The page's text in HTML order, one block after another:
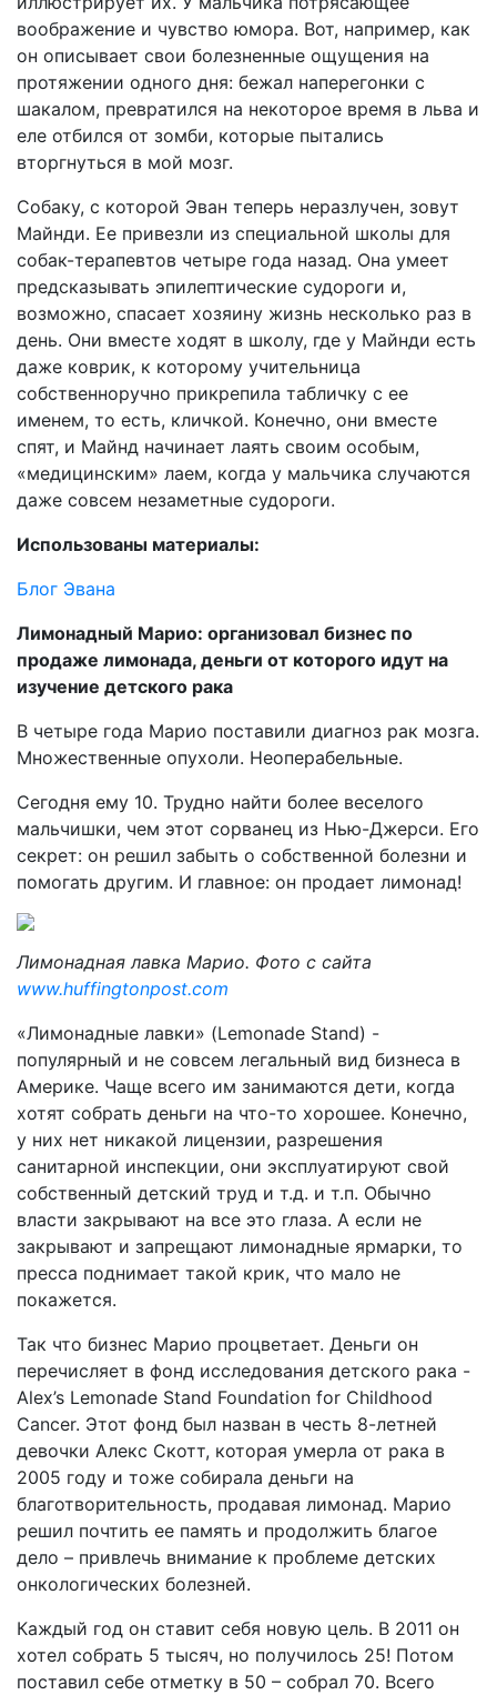
воображение и чувство юмора. Вот, например, как
он описывает свои болезненные ощущения на
протяжении одного дня: бежал наперегонки с
шакалом, превратился на некоторое время в льва и
еле отбился от зомби, которые пытались
вторгнуться в мой мозг.
Собаку, с которой Эван теперь неразлучен, зовут
Майнди. Ее привезли из специальной школы для
собак-терапевтов четыре года назад. Она умеет
предсказывать эпилептические судороги и,
возможно, спасает хозяину жизнь несколько раз в
день. Они вместе ходят в школу, где у Майнди есть
даже коврик, к которому учительница
собственноручно прикрепила табличку с ее
именем, то есть, кличкой. Конечно, они вместе
спят, и Майнд начинает лаять своим особым,
«медицинским» лаем, когда у мальчика случаются
даже совсем незаметные судороги.
Использованы материалы:
Блог Эвана
Лимонадный Марио: организовал бизнес по
продаже лимонада, деньги от которого идут на
изучение детского рака
В четыре года Марио поставили диагноз рак мозга.
Множественные опухоли. Неоперабельные.
Сегодня ему 10. Трудно найти более веселого
мальчишки, чем этот сорванец из Нью-Джерси. Его
секрет: он решил забыть о собственной болезни и
помогать другим. И главное: он продает лимонад!
Лимонадная лавка Марио. Фото с сайта
www.huffingtonpost.com
«Лимонадные лавки» (Lemonade Stand) -
популярный и не совсем легальный вид бизнеса в
Америке. Чаще всего им занимаются дети, когда
хотят собрать деньги на что-то хорошее. Конечно,
у них нет никакой лицензии, разрешения
санитарной инспекции, они эксплуатируют свой
собственный детский труд и т.д. и т.п. Обычно
власти закрывают на все это глаза. А если не
закрывают и запрещают лимонадные ярмарки, то
пресса поднимает такой крик, что мало не
покажется.
Так что бизнес Марио процветает. Деньги он
перечисляет в фонд исследования детского рака -
Alex’s Lemonade Stand Foundation for Childhood
Cancer. Этот фонд был назван в честь 8-летней
девочки Алекс Скотт, которая умерла от рака в
2005 году и тоже собирала деньги на
благотворительность, продавая лимонад. Марио
решил почтить ее память и продолжить благое
дело – привлечь внимание к проблеме детских
онкологических болезней.
Каждый год он ставит себя новую цель. В 2011 он
хотел собрать 5 тысяч, но получилось 25! Потом
поставил себе отметку в 50 – собрал 70. Всего